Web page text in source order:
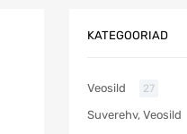
KATEGOORIAD
Veosild 27
Suverehv, Veosild